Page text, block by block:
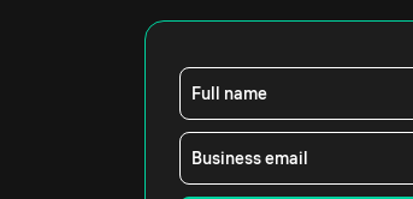
Full name
Business email